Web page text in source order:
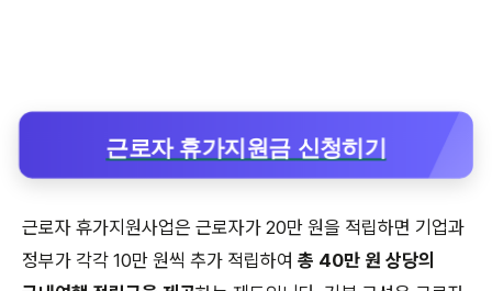
근로자 휴가지원금 신청히기
근로자 휴가지원사업은 근로자가 20만 원을 적립하면 기업과
정부가 각각 10만 원씩 추가 적립하여 총 40만 원 상당의